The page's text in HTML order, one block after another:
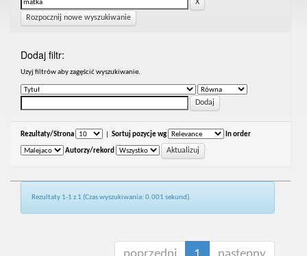
Rozpocznij nowe wyszukiwanie
Dodaj filtr:
Uzyj filtrów aby zagęścić wyszukiwanie.
Rezultaty/Strona Sortuj pozycje wg In order
Autorzy/rekord
Rezultaty 1-1 z 1 (Czas wyszukiwania: 0.001 sekund).